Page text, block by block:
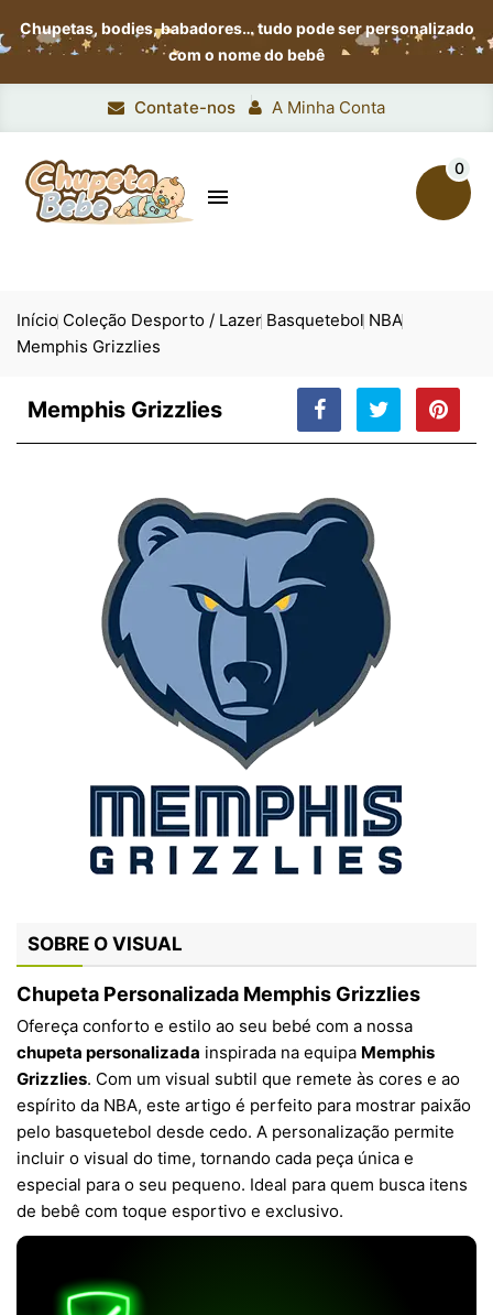
Chupetas, bodies, babadores…tudo pode ser personalizado
com o nome do bebê
Contate-nos A Minha Conta

0
Início Coleção Desporto / Lazer Basquetebol NBA
Memphis Grizzlies
Memphis Grizzlies
SOBRE O VISUAL
Chupeta Personalizada Memphis Grizzlies
Ofereça conforto e estilo ao seu bebé com a nossa
chupeta personalizada inspirada na equipa Memphis
Grizzlies. Com um visual subtil que remete às cores e ao
espírito da NBA, este artigo é perfeito para mostrar paixão
pelo basquetebol desde cedo. A personalização permite
incluir o visual do time, tornando cada peça única e
especial para o seu pequeno. Ideal para quem busca itens
de bebê com toque esportivo e exclusivo.